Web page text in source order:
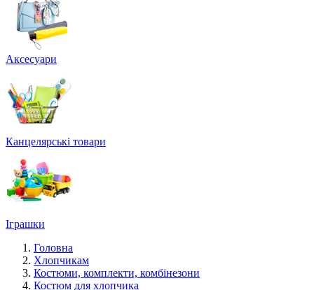
Аксесуари
Канцелярські товари
Іграшки
Головна
Хлопчикам
Костюми, комплекти, комбінезони
Костюм для хлопчика